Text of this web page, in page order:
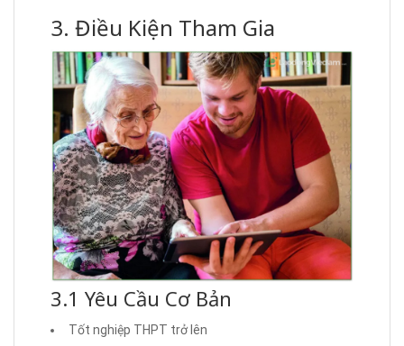
3. Điều Kiện Tham Gia
3.1 Yêu Cầu Cơ Bản
Tốt nghiệp THPT trở lên